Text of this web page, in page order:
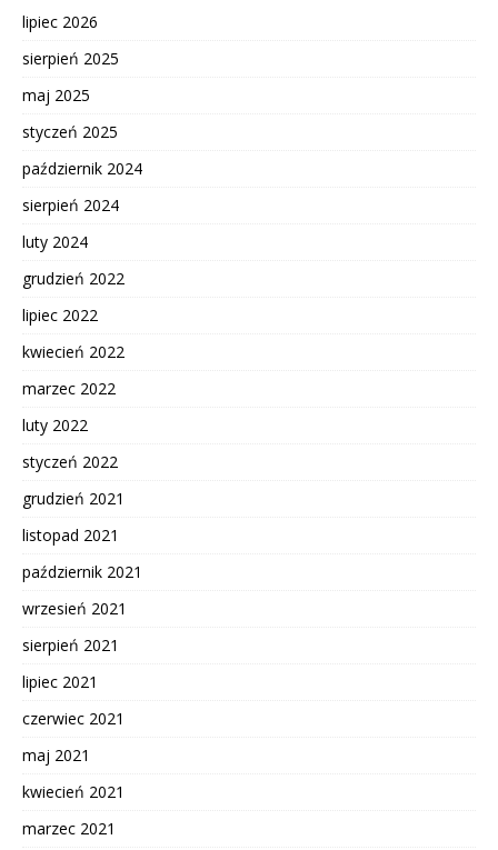
lipiec 2026
sierpień 2025
maj 2025
styczeń 2025
październik 2024
sierpień 2024
luty 2024
grudzień 2022
lipiec 2022
kwiecień 2022
marzec 2022
luty 2022
styczeń 2022
grudzień 2021
listopad 2021
październik 2021
wrzesień 2021
sierpień 2021
lipiec 2021
czerwiec 2021
maj 2021
kwiecień 2021
marzec 2021